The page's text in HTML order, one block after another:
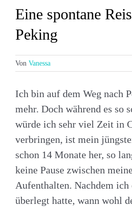
Eine spontane
Peking
Von Vanessa
Ich bin auf dem Weg nach
mehr. Doch während es so
würde ich sehr viel Zeit in
verbringen, ist mein
schon 14 Monate her, so
keine Pause zwischen
Aufenthalten. Nachdem ich
überlegt hatte, wann wohl